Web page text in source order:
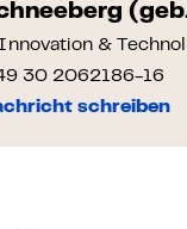
Innovation &
30 2062186-16
schreiben